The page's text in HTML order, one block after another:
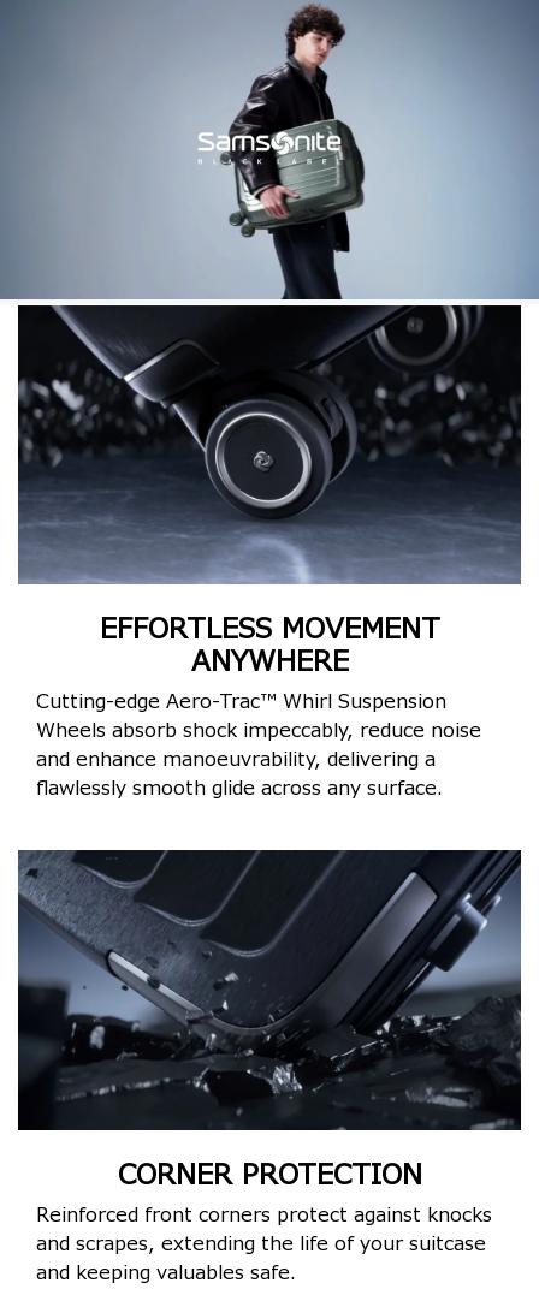
EFFORTLESS MOVEMENT
ANYWHERE
Cutting-edge Aero-Trac™ Whirl Suspension
Wheels absorb shock impeccably, reduce noise
and enhance manoeuvrability, delivering a
flawlessly smooth glide across any surface.
CORNER PROTECTION
Reinforced front corners protect against knocks
and scrapes, extending the life of your suitcase
and keeping valuables safe.